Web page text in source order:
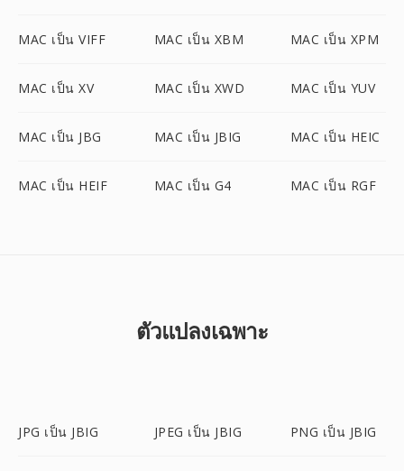
MAC เป็น VIFF MAC เป็น XBM MAC เป็น XPM
MAC เป็น XV MAC เป็น XWD MAC เป็น YUV
MAC เป็น JBG MAC เป็น JBIG MAC เป็น HEIC
MAC เป็น HEIF MAC เป็น G4 MAC เป็น RGF
ตัวแปลงเฉพาะ
JPG เป็น JBIG JPEG เป็น JBIG PNG เป็น JBIG